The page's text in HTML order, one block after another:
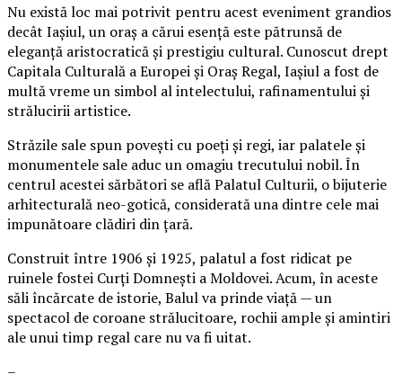
Nu există loc mai potrivit pentru acest eveniment grandios
decât Iașiul, un oraș a cărui esență este pătrunsă de
eleganță aristocratică și prestigiu cultural. Cunoscut drept
Capitala Culturală a Europei și Oraș Regal, Iașiul a fost de
multă vreme un simbol al intelectului, rafinamentului și
strălucirii artistice.
Străzile sale spun povești cu poeți și regi, iar palatele și
monumentele sale aduc un omagiu trecutului nobil. În
centrul acestei sărbători se află Palatul Culturii, o bijuterie
arhitecturală neo-gotică, considerată una dintre cele mai
impunătoare clădiri din țară.
Construit între 1906 și 1925, palatul a fost ridicat pe
ruinele fostei Curți Domnești a Moldovei. Acum, în aceste
săli încărcate de istorie, Balul va prinde viață — un
spectacol de coroane strălucitoare, rochii ample și amintiri
ale unui timp regal care nu va fi uitat.
–